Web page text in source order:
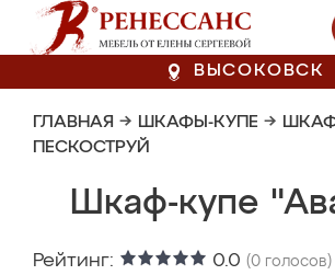
ВЫСОКОВСК
ГЛАВНАЯ → ШКАФЫ-КУПЕ →
ПЕСКОСТРУЙ
Шкаф-купе
Рейтинг: 0.0 (0 голосов)